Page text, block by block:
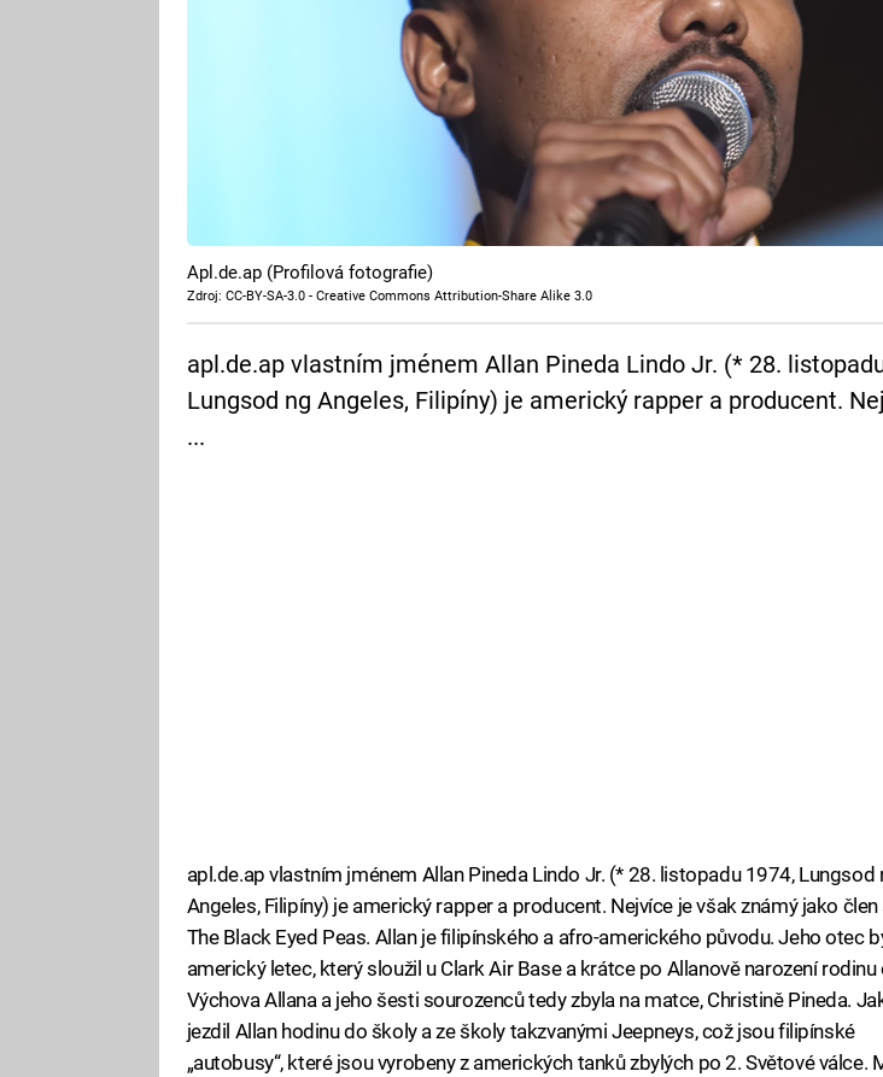
Apl.de.ap (Profilová fotografie)
Zdroj: CC-BY-SA-3.0 - Creative Commons Attribution-Share Alike 3.0
apl.de.ap vlastním jménem Allan Pineda Lindo Jr. (* 28.
Lungsod ng Angeles, Filipíny) je americký rapper a producent.
...
apl.de.ap vlastním jménem Allan Pineda Lindo Jr. (* 28. listopadu 1974, Lungsod
Angeles, Filipíny) je americký rapper a producent. Nejvíce je však známý jako
The Black Eyed Peas. Allan je filipínského a afro-amerického původu. Jeho otec
americký letec, který sloužil u Clark Air Base a krátce po Allanově narození rodinu
Výchova Allana a jeho šesti sourozenců tedy zbyla na matce, Christině Pineda.
jezdil Allan hodinu do školy a ze školy takzvanými Jeepneys, což jsou filipínské
„autobusy“, které jsou vyrobeny z amerických tanků zbylých po 2. Světové válce.